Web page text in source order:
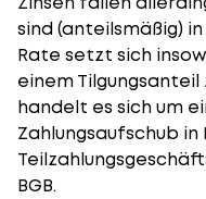
sind (anteilsmäßig)
Rate setzt sich
einem
handelt es sich um
Zahlungsaufschub in
BGB.